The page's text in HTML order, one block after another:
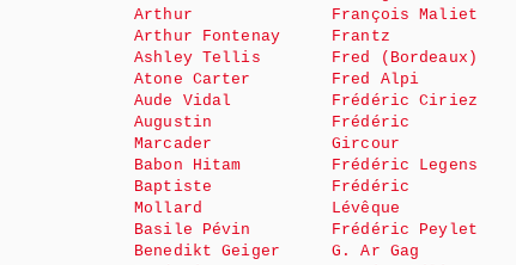
Arthur
Arthur Fontenay
Ashley Tellis
Atone Carter
Aude Vidal
Augustin
Marcader
Babon Hitam
Baptiste
Mollard
Basile Pévin
Benedikt Geiger
François Maliet
Frantz
Fred (Bordeaux)
Fred Alpi
Frédéric Ciriez
Frédéric
Gircour
Frédéric Legens
Frédéric
Lévêque
Frédéric Peylet
G. Ar Gag